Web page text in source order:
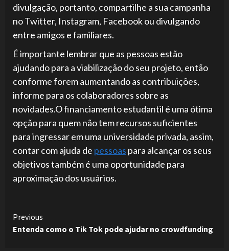
divulgação, portanto, compartilhe a sua campanha
no Twitter, Instagram, Facebook ou divulgando
entre amigos e familiares.
É importante lembrar que as pessoas estão
ajudando para a viabilização do seu projeto, então
conforme forem aumentando as contribuições,
informe para os colaboradores sobre as
novidades.O financiamento estudantil é uma ótima
opção para quem não tem recursos suficientes
para ingressar em uma universidade privada, assim,
contar com ajuda de pessoas para alcançar os seus
objetivos também é uma oportunidade para
aproximação dos usuários.
Continue
Reading
Previous
Entenda como o Tik Tok pode ajudar no crowdfunding